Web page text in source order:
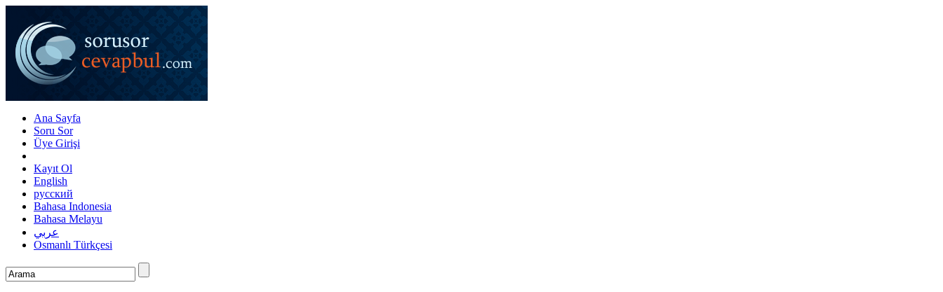
Ana Sayfa
Soru Sor
Üye Girişi
Kayıt Ol
English
русский
Bahasa Indonesia
Bahasa Melayu
عربي
Osmanlı Türkçesi